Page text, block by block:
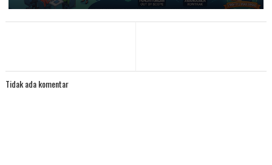
Tidak ada komentar